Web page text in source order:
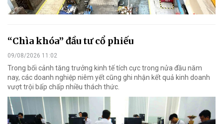
“Chìa khóa” đầu tư cổ phiếu
09/08/2026 11:02
Trong bối cảnh tăng trưởng kinh tế tích cực trong nửa đầu năm
nay, các doanh nghiệp niêm yết cũng ghi nhận kết quả kinh doanh
vượt trội bấp chấp nhiều thách thức.